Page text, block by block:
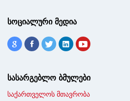
სოციალური მედია
სასარგებლო ბმულები
საქართველოს მთავრობა